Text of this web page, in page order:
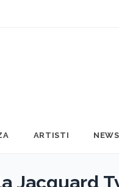
ARTISTI NEWS
Jacquard